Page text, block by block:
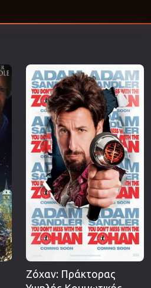
Επιστημονικής Φαντασίας
Εποχής
Ερωτικές
Ευρωπαικός Κινηματογράφος
Θρησκευτικές
Ιστορικές
Καταστροφής
Κλασσικές
Ζόχαν: Πράκτορας